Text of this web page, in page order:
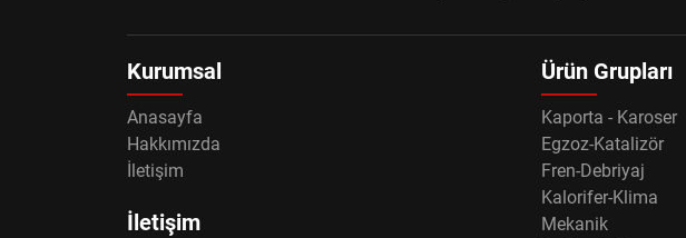
Kurumsal
Anasayfa
Hakkımızda
İletişim
İletişim
Ürün Grupları
Kaporta - Karoser
Egzoz-Katalizör
Fren-Debriyaj
Kalorifer-Klima
Mekanik